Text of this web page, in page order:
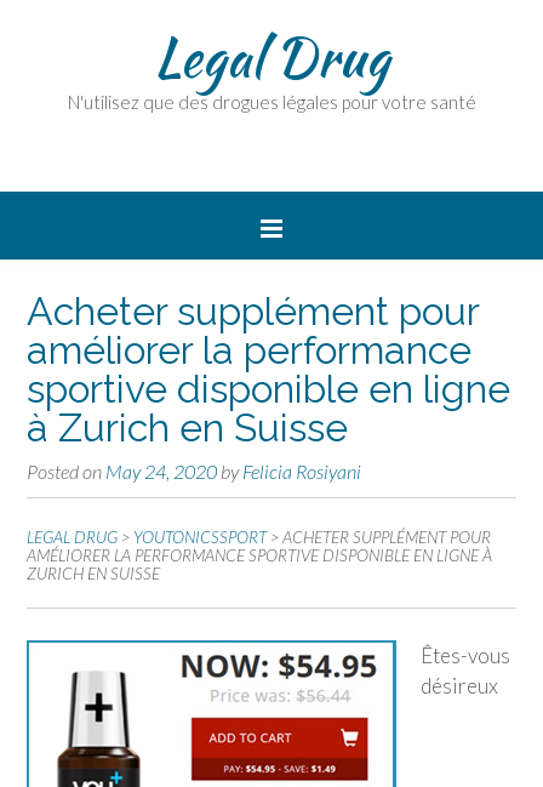
Legal Drug
N'utilisez que des drogues légales pour votre santé
Acheter supplément pour
améliorer la performance
sportive disponible en ligne
à Zurich en Suisse
Posted on May 24, 2020 byFelicia Rosiyani
LEGAL DRUG > YOUTONICSSPORT >ACHETER SUPPLÉMENT POUR
AMÉLIORER LA PERFORMANCE SPORTIVE DISPONIBLE EN LIGNE À
ZURICH EN SUISSE
Êtes-vous
désireux